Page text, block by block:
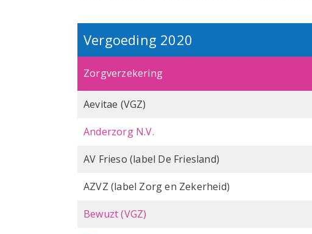
Vergoeding 2020
Zorgverzekering
Aevitae (VGZ)
Anderzorg N.V.
AV Frieso (label De Friesland)
AZVZ (label Zorg en Zekerheid)
Bewuzt (VGZ)